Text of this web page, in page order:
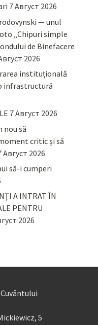
7 Август 2026
— unul
„Chipuri simple
de Binefacere
2026
instituțională
infrastructură
7 Август 2026
nou să
critic și să
Август 2026
să-i cumperi
A INTRAT ÎN
PENTRU
2026
5